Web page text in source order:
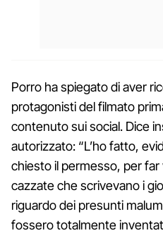
Porro ha spiegato di aver
protagonisti del filmato
contenuto sui social. Dice
autorizzato: “L’ho fatto,
chiesto il permesso, per
cazzate che scrivevano i
riguardo dei presunti
fossero totalmente